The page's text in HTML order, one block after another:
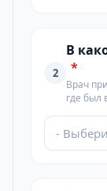
2
В
*
Врач
где был
-